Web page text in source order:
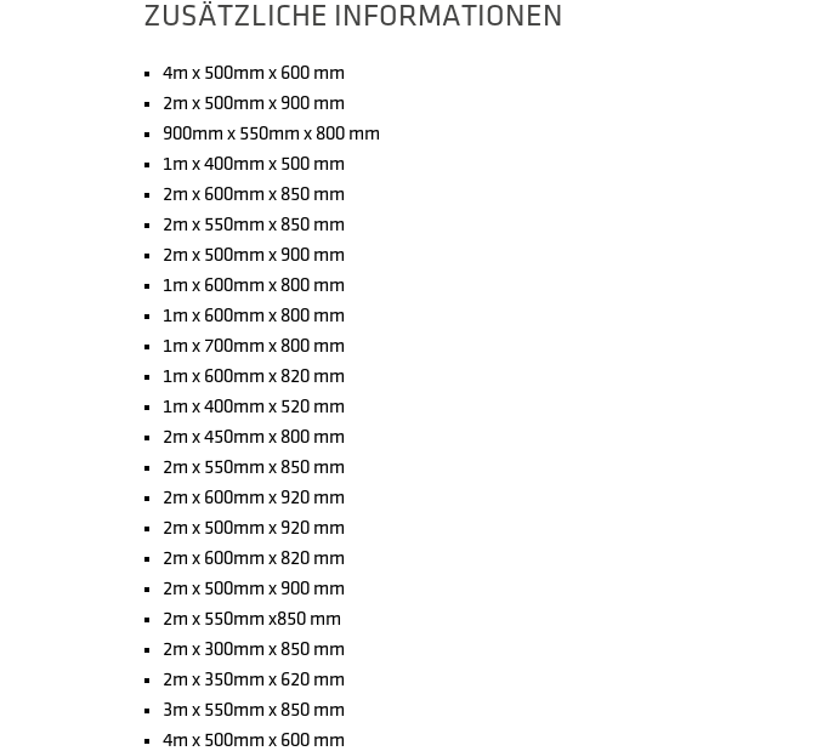
ZUSÄTZLICHE INFORMATIONEN
4m x 500mm x 600 mm
2m x 500mm x 900 mm
900mm x 550mm x 800 mm
1m x 400mm x 500 mm
2m x 600mm x 850 mm
2m x 550mm x 850 mm
2m x 500mm x 900 mm
1m x 600mm x 800 mm
1m x 600mm x 800 mm
1m x 700mm x 800 mm
1m x 600mm x 820 mm
1m x 400mm x 520 mm
2m x 450mm x 800 mm
2m x 550mm x 850 mm
2m x 600mm x 920 mm
2m x 500mm x 920 mm
2m x 600mm x 820 mm
2m x 500mm x 900 mm
2m x 550mm x850 mm
2m x 300mm x 850 mm
2m x 350mm x 620 mm
3m x 550mm x 850 mm
4m x 500mm x 600 mm